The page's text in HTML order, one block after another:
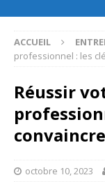
ACCUEIL
professionnel : les
Réussir
convaincre
octobre 10, 2023